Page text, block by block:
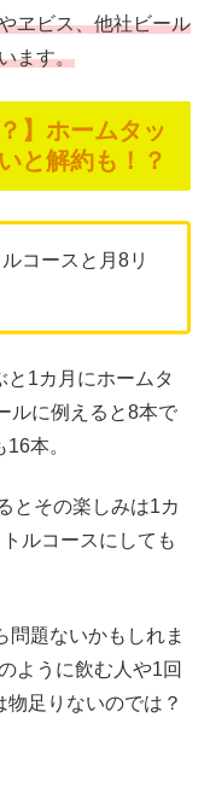
ヱビス、他社ビール
ます。
】ホームタッ
と解約も！？
コースと月8リ
1カ月にホームタ
ルに例えると8本で
本。
とその楽しみは1カ
ルコースにしても
問題ないかもしれま
ように飲む人や1回
足りないのでは？